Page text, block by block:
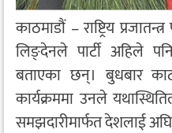
काठमाडौं – राष्ट्रिय
लिङ्देनले पार्टी अहिले
बताएका छन्। बुधबार
कार्यक्रममा उनले
समझदारीमार्फत देशलाई